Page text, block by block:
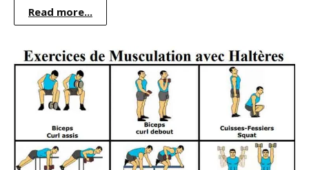
Read more...